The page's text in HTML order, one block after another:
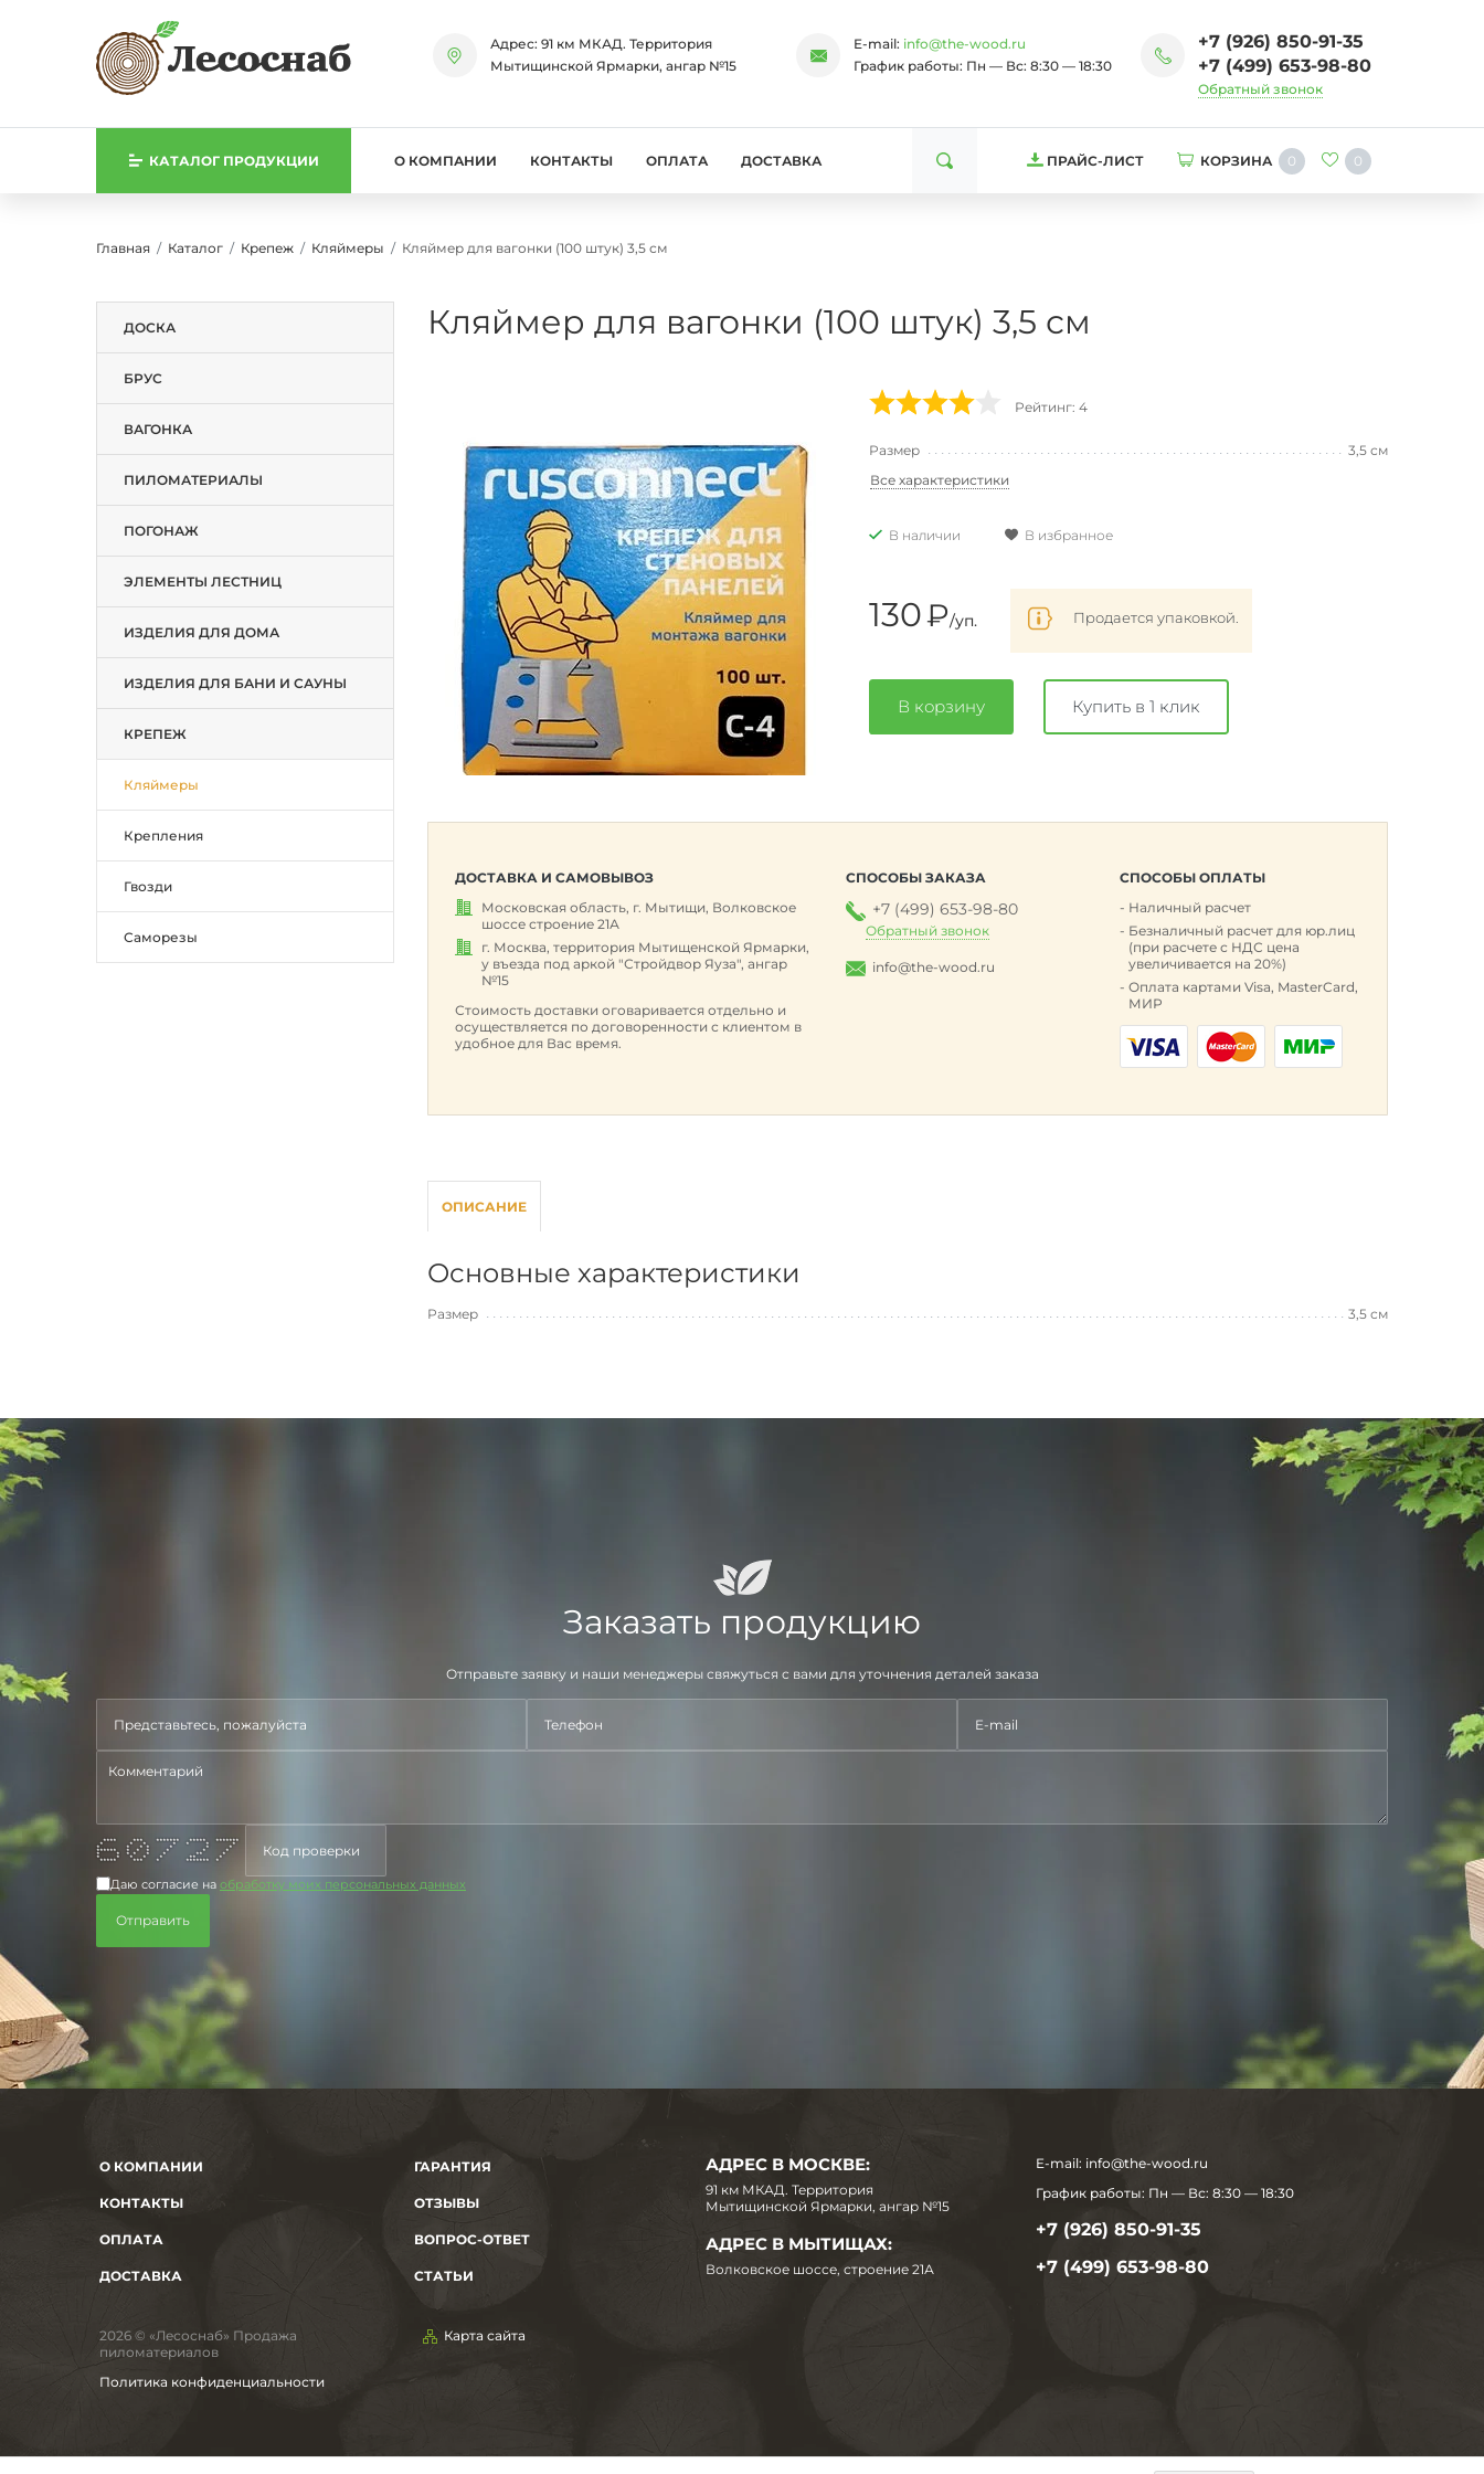
Адрес: 91 км МКАД. Территория
Мытищинской Ярмарки, ангар №15
E-mail: info@the-wood.ru
График работы: Пн — Вс: 8:30 — 18:30
+7 (926) 850-91-35
+7 (499) 653-98-80
Обратный звонок
КАТАЛОГ ПРОДУКЦИИ О КОМПАНИИ КОНТАКТЫ ОПЛАТА ДОСТАВКА ПРАЙС-ЛИСТ КОРЗИНА 0 0
Главная Каталог Крепеж Кляймеры Кляймер для вагонки (100 штук) 3,5 см
ДОСКА
БРУС
ВАГОНКА
ПИЛОМАТЕРИАЛЫ
ПОГОНАЖ
ЭЛЕМЕНТЫ ЛЕСТНИЦ
ИЗДЕЛИЯ ДЛЯ ДОМА
ИЗДЕЛИЯ ДЛЯ БАНИ И САУНЫ
КРЕПЕЖ
Кляймеры
Крепления
Гвозди
Саморезы
Кляймер для вагонки (100 штук) 3,5 см
Рейтинг: 4
Размер
3,5 см
Все характеристики
В наличии В избранное
130₽/уп. Продается упаковкой.
В корзину Купить в 1 клик
ДОСТАВКА И САМОВЫВОЗ
Московская область, г. Мытищи, Волковское
шоссе строение 21А
г. Москва, территория Мытищенской Ярмарки,
у въезда под аркой "Стройдвор Яуза", ангар
№15
Стоимость доставки оговаривается отдельно и
осуществляется по договоренности с клиентом в
удобное для Вас время.
СПОСОБЫ ЗАКАЗА
+7 (499) 653-98-80
Обратный звонок
info@the-wood.ru
СПОСОБЫ ОПЛАТЫ
Наличный расчет
Безналичный расчет для юр.лиц
(при расчете с НДС цена
увеличивается на 20%)
Оплата картами Visa, MasterCard,
МИР
ОПИСАНИЕ
Основные характеристики
Размер 3,5 см
Заказать продукцию
Отправьте заявку и наши менеджеры свяжуться с вами для уточнения деталей заказа
**** *** ******* ***** *******
* * * * * * *
* * * * * * *
****** * * * * * *
* * * * * * ** *
* * * * * ** *
***** *** * ******* *
Даю согласие на обработку моих персональных данных
О КОМПАНИИ
КОНТАКТЫ
ОПЛАТА
ДОСТАВКА
ГАРАНТИЯ
ОТЗЫВЫ
ВОПРОС-ОТВЕТ
СТАТЬИ
АДРЕС В МОСКВЕ:
91 км МКАД. Территория
Мытищинской Ярмарки, ангар №15
АДРЕС В МЫТИЩАХ:
Волковское шоссе, строение 21А
E-mail: info@the-wood.ru
График работы: Пн — Вс: 8:30 — 18:30
+7 (926) 850-91-35
+7 (499) 653-98-80
2026 © «Лесоснаб» Продажа
пиломатериалов
Политика конфиденциальности
Карта сайта